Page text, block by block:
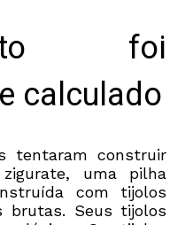
foi
calculado
tentaram construir
uma pilha
com tijolos
brutas. Seus tijolos